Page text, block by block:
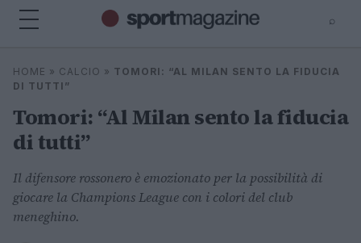
⌕
Cerca
⌕ ×
HOME » CALCIO » TOMORI: “AL MILAN SENTO LA FIDUCIA
DI TUTTI”
Tomori: “Al Milan sento la fiducia
di tutti”
Il difensore rossonero è emozionato per la possibilità di
giocare la Champions League con i colori del club
meneghino.